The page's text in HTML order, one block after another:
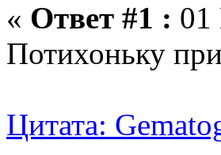
« Ответ #1 : 01
Потихоньку
Цитата: